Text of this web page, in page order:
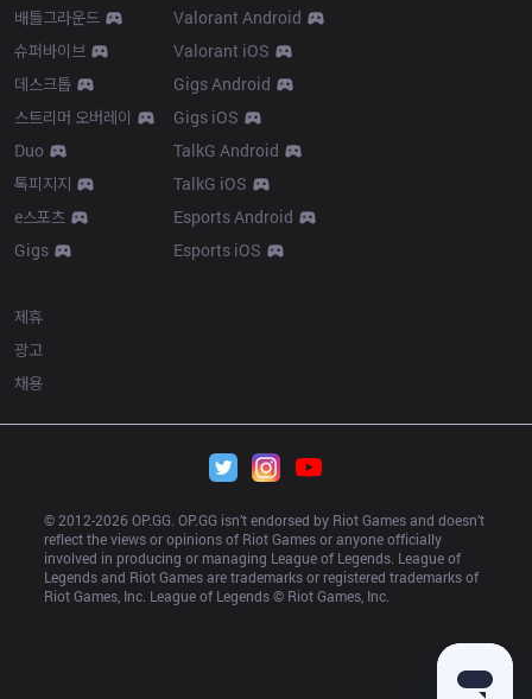
배틀그라운드
슈퍼바이브
데스크톱
스트리머 오버레이
Duo
톡피지지
e스포츠
Gigs
Valorant Android
Valorant iOS
Gigs Android
Gigs iOS
TalkG Android
TalkG iOS
Esports Android
Esports iOS
제휴
광고
채용
© 2012-2026 OP.GG. OP.GG isn’t endorsed by Riot Games and doesn’t
reflect the views or opinions of Riot Games or anyone officially
involved in producing or managing League of Legends. League of
Legends and Riot Games are trademarks or registered trademarks of
Riot Games, Inc. League of Legends © Riot Games, Inc.